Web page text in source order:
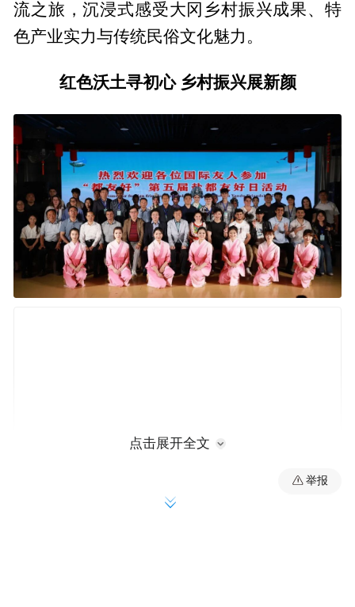
流之旅，沉浸式感受大冈乡村振兴成果、特
色产业实力与传统民俗文化魅力。
红色沃土寻初心 乡村振兴展新颜
点击展开全文
举报